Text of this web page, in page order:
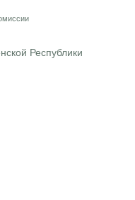
Республики